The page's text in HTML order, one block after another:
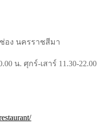
อง นครราชสีมา
น. ศุกร์-เสาร์ 11.30-22.00